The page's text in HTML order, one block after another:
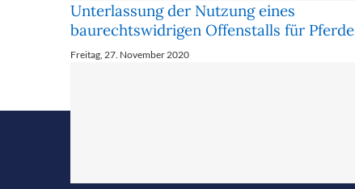
Unterlassung der Nutzung eines
baurechtswidrigen Offenstalls für Pferde
Freitag, 27. November 2020